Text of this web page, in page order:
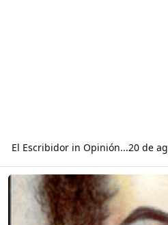
El Escribidorin Opinión...20 de
Read more about Poema de Simón